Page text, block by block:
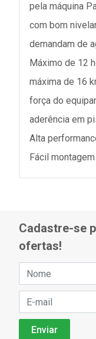
pela máquina
com bom
demandam de
Máximo de 12
máxima de 16
força do
aderência em
Alta
Fácil
Cadastre-se
ofertas!